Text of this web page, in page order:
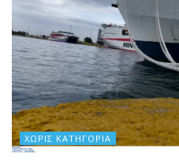
ΧΩΡΊΣ ΚΑΤΗΓΟΡΊΑ